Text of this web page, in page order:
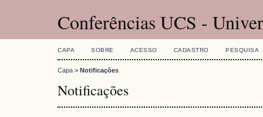
Conferências UCS -
CAPA SOBRE ACESSO CADASTRO PESQUISA
Capa > Notificações
Notificações